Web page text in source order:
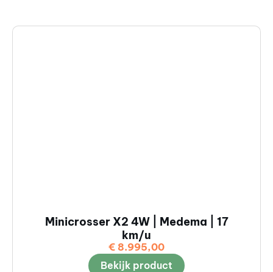
Minicrosser X2 4W | Medema | 17
km/u
€ 8.995,00
Bekijk product